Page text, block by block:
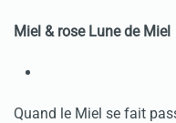
Miel & rose Lune de Miel
Quand le Miel se fait